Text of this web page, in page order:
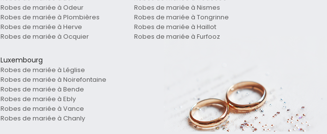
Robes de mariée à Odeur
Robes de mariée à Plombières
Robes de mariée à Herve
Robes de mariée à Ocquier
Robes de mariée à Nismes
Robes de mariée à Tongrinne
Robes de mariée à Haillot
Robes de mariée à Furfooz
Luxembourg
Robes de mariée à Léglise
Robes de mariée à Noirefontaine
Robes de mariée à Bende
Robes de mariée à Ebly
Robes de mariée à Vance
Robes de mariée à Chanly